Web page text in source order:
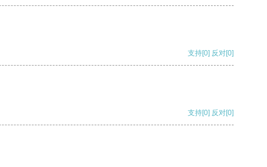
支持[0] 反对[0]
支持[0] 反对[0]